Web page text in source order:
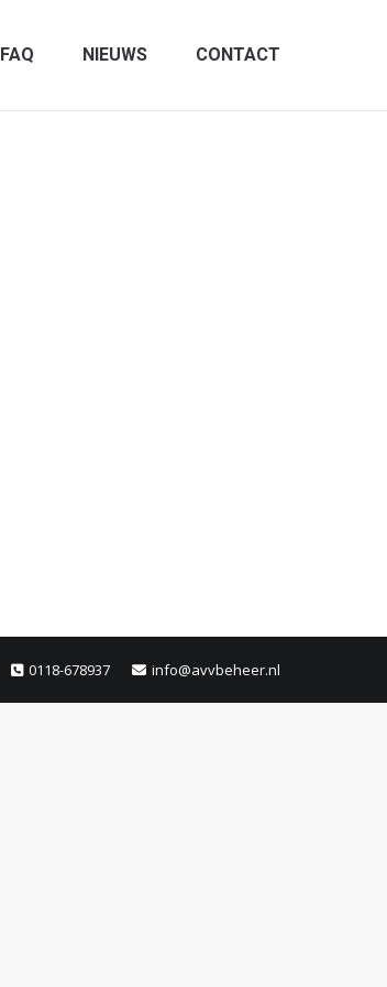
FAQ NIEUWS CONTACT
0118-678937 info@avvbeheer.nl